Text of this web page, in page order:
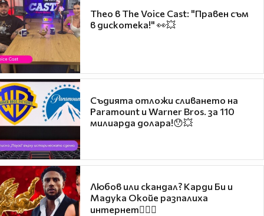
Theo в The Voice Cast: "Правен съм
в дискотека!" 👀💥
Съдията отложи сливането на
Paramount и Warner Bros. за 110
милиарда долара!😯💥
Любов или скандал? Карди Би и
Мадука Окойе разпалиха
интернет❤️‍🔥🔥